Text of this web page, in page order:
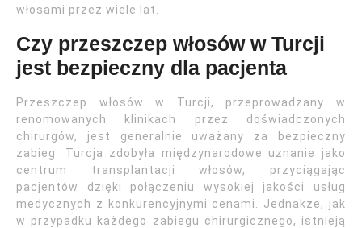
włosami przez wiele lat.
Czy przeszczep włosów w Turcji
jest bezpieczny dla pacjenta
Przeszczep włosów w Turcji, przeprowadzany w
renomowanych klinikach przez doświadczonych
chirurgów, jest generalnie uważany za bezpieczny
zabieg. Turcja zdobyła międzynarodowe uznanie jako
centrum transplantacji włosów, przyciągając
pacjentów dzięki połączeniu wysokiej jakości usług
medycznych z konkurencyjnymi cenami. Jednakże, jak
w przypadku każdego zabiegu chirurgicznego, istnieją